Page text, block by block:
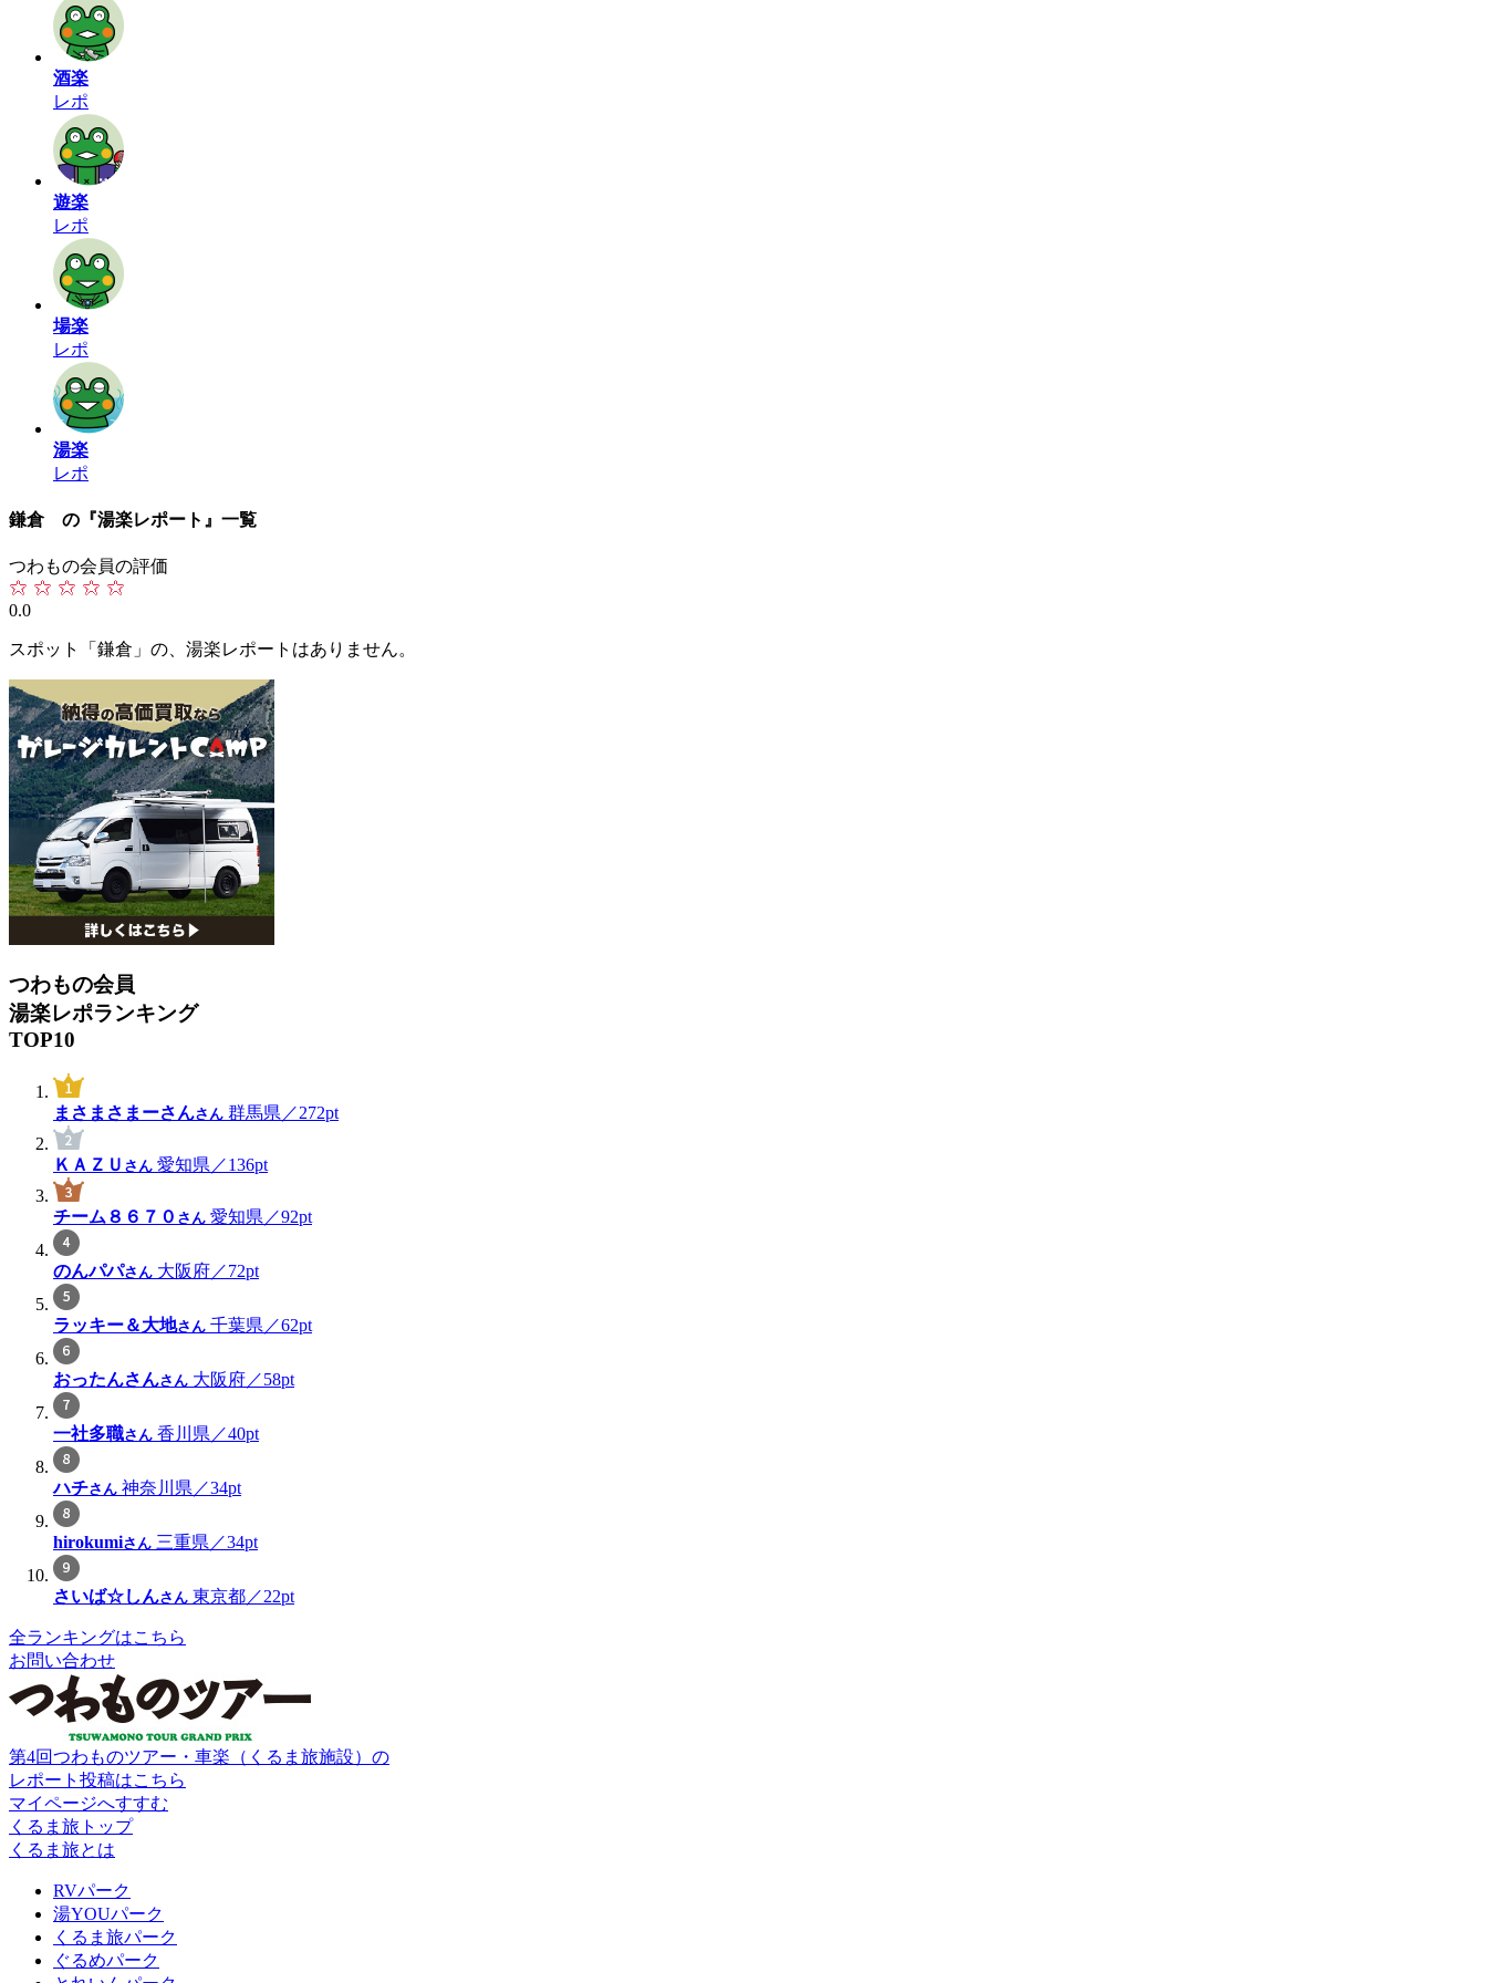
酒楽
レポ
遊楽
レポ
場楽
レポ
湯楽
レポ
鎌倉 の『湯楽レポート』一覧
つわもの会員の評価
0.0
スポット「鎌倉」の、湯楽レポートはありません。
つわもの会員
湯楽レポランキング
TOP10
まさまさまーさんさん 群馬県／272pt
ＫＡＺＵ さん 愛知県／136pt
チーム８６７０ さん 愛知県／92pt
のんパパさん 大阪府／72pt
ラッキー＆大地さん 千葉県／62pt
おったんさんさん 大阪府／58pt
一社多職さん 香川県／40pt
ハチさん 神奈川県／34pt
hirokumiさん 三重県／34pt
さいば☆しんさん 東京都／22pt
全ランキングはこちら
お問い合わせ
第4回つわものツアー・車楽（くるま旅施設）の
レポート投稿はこちら
マイページへすすむ
くるま旅トップ
くるま旅とは
RVパーク
湯YOUパーク
くるま旅パーク
ぐるめパーク